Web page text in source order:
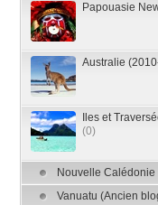
Papouasie
Australie
Iles et
(0)
Nouvelle
Vanuatu (Ancien